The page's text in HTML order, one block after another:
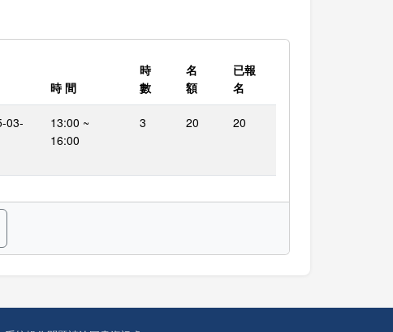
時 間
時
數
名
額
已報
名
03-
13:00 ~
16:00
3 20 20